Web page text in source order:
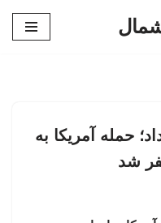
حمله آمریکا به